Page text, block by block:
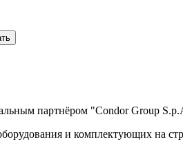
партнёром "Condor Group
и комплектующих на